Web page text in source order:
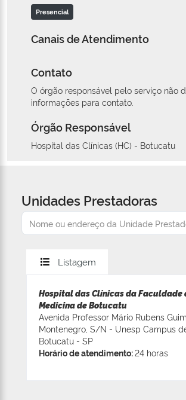
Presencial
Canais de Atendimento
Contato
O órgão responsável pelo serviço não
informações para contato.
Órgão Responsável
Hospital das Clínicas (HC) - Botucatu
Unidades Prestadoras
Listagem
Hospital das Clínicas da Faculdade
Medicina de Botucatu
Avenida Professor Mário Rubens
Montenegro, S/N - Unesp Campus
Botucatu - SP
Horário de atendimento:24 horas